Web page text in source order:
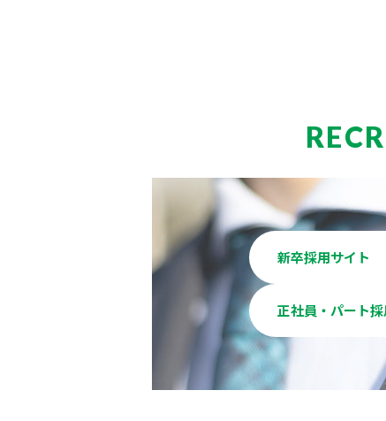
新卒採用サイト
正社員・パート採